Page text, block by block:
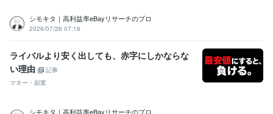
シモキタ｜高利益率eBayリサーチのプロ
2026/07/26 07:16
ライバルより安く出しても、赤字にしかならな
い理由
記事
マネー・副業
シモキタ｜高利益率eBayリサーチのプロ